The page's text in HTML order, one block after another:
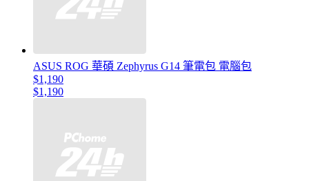
ASUS ROG 華碩 Zephyrus G14 筆電包 電腦包
$1,190
$1,190